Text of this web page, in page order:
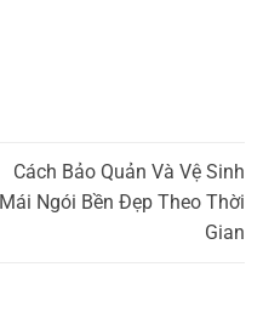
Cách Bảo Quản Và Vệ Sinh
Mái Ngói Bền Đẹp Theo Thời
Gian